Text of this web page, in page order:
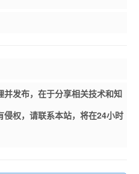
发布，在于分享相关技术和知
权，请联系本站，将在24小时